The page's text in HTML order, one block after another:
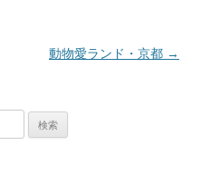
動物愛ランド・京都 →